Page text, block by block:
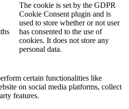
The cookie is set by the GDPR
Cookie Consent plugin and is
used to store whether or not user
has consented to the use of
cookies. It does not store any
personal data.
certain functionalities like
on social media platforms, collect
features.